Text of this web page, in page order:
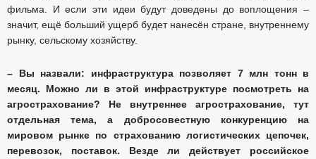
фильма. И если эти идеи будут доведены до воплощения –
значит, ещё больший ущерб будет нанесён стране, внутреннему
рынку, сельскому хозяйству.
– Вы назвали: инфраструктура позволяет 7 млн тонн в
месяц. Можно ли в этой инфраструктуре посмотреть на
агрострахование? Не внутреннее агрострахование, тут
отдельная тема, а добросовестную конкуренцию на
мировом рынке по страхованию логистических цепочек,
перевозок, поставок. Везде ли действует российское